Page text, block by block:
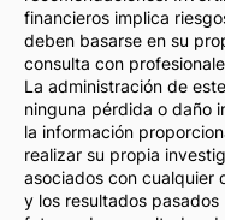
financieros implica
deben basarse en su
consulta con
La administración de
ninguna pérdida o daño
la información
realizar su propia
asociados con cualquier
y los resultados